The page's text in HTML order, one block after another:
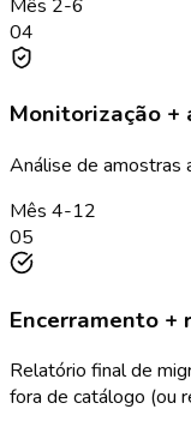
Mês 2-6
04
Monitorização +
Análise de amostras
Mês 4-12
05
Encerramento
Relatório final de
fora de catálogo (ou